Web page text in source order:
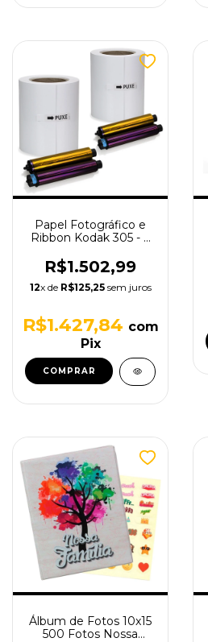
Papel Fotográfico e
Ribbon Kodak 305 - 2
R$1.502,99
12x de R$125,25sem juros
R$1.427,84 com
Pix
Álbum de Fotos 10x15
500 Fotos Nossa